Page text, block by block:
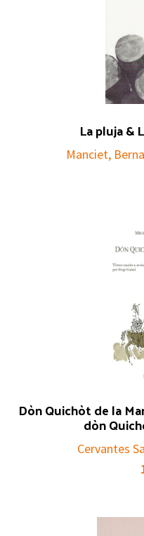
La pluja &
Manciet,
Dòn Quichòt de la
dòn
Cervantes